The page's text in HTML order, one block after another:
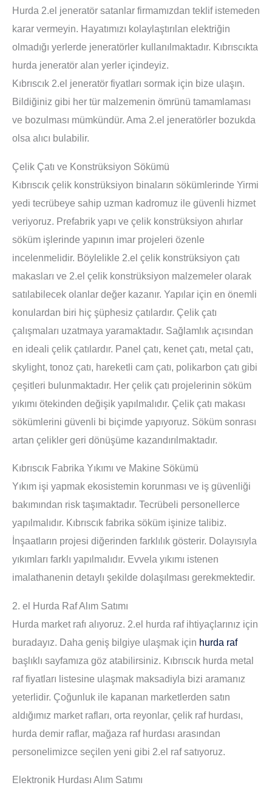
Hurda 2.el jeneratör satanlar firmamızdan teklif istemeden
karar vermeyin. Hayatımızı kolaylaştırılan elektriğin
olmadığı yerlerde jeneratörler kullanılmaktadır. Kıbrıscıkta
hurda jeneratör alan yerler içindeyiz.
Kıbrıscık 2.el jeneratör fiyatları sormak için bize ulaşın.
Bildiğiniz gibi her tür malzemenin ömrünü tamamlaması
ve bozulması mümkündür. Ama 2.el jeneratörler bozukda
olsa alıcı bulabilir.
Çelik Çatı ve Konstrüksiyon Sökümü
Kıbrıscık çelik konstrüksiyon binaların sökümlerinde Yirmi
yedi tecrübeye sahip uzman kadromuz ile güvenli hizmet
veriyoruz. Prefabrik yapı ve çelik konstrüksiyon ahırlar
söküm işlerinde yapının imar projeleri özenle
incelenmelidir. Böylelikle 2.el çelik konstrüksiyon çatı
makasları ve 2.el çelik konstrüksiyon malzemeler olarak
satılabilecek olanlar değer kazanır. Yapılar için en önemli
konulardan biri hiç şüphesiz çatılardır. Çelik çatı
çalışmaları uzatmaya yaramaktadır. Sağlamlık açısından
en ideali çelik çatılardır. Panel çatı, kenet çatı, metal çatı,
skylight, tonoz çatı, hareketli cam çatı, polikarbon çatı gibi
çeşitleri bulunmaktadır. Her çelik çatı projelerinin söküm
yıkımı ötekinden değişik yapılmalıdır. Çelik çatı makası
sökümlerini güvenli bi biçimde yapıyoruz. Söküm sonrası
artan çelikler geri dönüşüme kazandırılmaktadır.
Kıbrıscık Fabrika Yıkımı ve Makine Sökümü
Yıkım işi yapmak ekosistemin korunması ve iş güvenliği
bakımından risk taşımaktadır. Tecrübeli personellerce
yapılmalıdır. Kıbrıscık fabrika söküm işinize talibiz.
İnşaatların projesi diğerinden farklılık gösterir. Dolayısıyla
yıkımları farklı yapılmalıdır. Evvela yıkımı istenen
imalathanenin detaylı şekilde dolaşılması gerekmektedir.
2. el Hurda Raf Alım Satımı
Hurda market rafı alıyoruz. 2.el hurda raf ihtiyaçlarınız için
buradayız. Daha geniş bilgiye ulaşmak için hurda raf
başlıklı sayfamıza göz atabilirsiniz. Kıbrıscık hurda metal
raf fiyatları listesine ulaşmak maksadiyla bizi aramanız
yeterlidir. Çoğunluk ile kapanan marketlerden satın
aldığımız market rafları, orta reyonlar, çelik raf hurdası,
hurda demir raflar, mağaza raf hurdası arasından
personelimizce seçilen yeni gibi 2.el raf satıyoruz.
Elektronik Hurdası Alım Satımı